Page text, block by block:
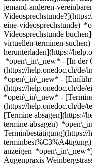
jemand-anderen-
eine-videosprechstunde)
Videosprechstunde
virtuellen-terminen-
herunterladen](https://
*open\_in\_new* - [In der
(https://help.onedoc.ch/de/
*open\_in\_new* -
(https://help.onedoc.ch/
*open\_in\_new* - [Termine verwalten](https://help.onedoc.ch/de/termine-verwalten) *open\_in\_new* - [Termine absagen](https://help.onedoc.ch/de/online-gebuchte-termine-absagen) *open\_in\_new* - [Ich erhalte keine Terminbestätigung](https://help.onedoc.ch/de/ich-erhalte-keine-terminbest%C3%A4tigung) *open\_in\_new* [Alle unsere Artikel anzeigen *open\_in\_new*](https://help.onedoc.ch/de/) # Augenpraxis Weinbergstrasse ![Abzeichen, das ein verifiziertes Profil kennzeichnet](https://www.onedoc.ch/assets/images/icons/checkmark.svg) ## Gruppenpraxis Karte Vorstellung Team ![Patient mit Pluszeichen, der anzeigt, dass neue Patienten angenommen werden](https://www.onedoc.ch/assets/images/icons/new-patients.svg) ### Zugelassene Patienten Augenpraxis Weinbergstrasse akzeptiert neue Patienten ![Aktenkoffer-Symbol, das die Fachgebiete der Fachperson ank\u00fcndigt](https://www.onedoc.ch/assets/images/icons/specialties.svg) ### Fachrichtungen Augenchirurgie Augenheilkunde [*arrow\_drop\_down*Mehr anzeigen](https://www.onedoc.ch) ![Mikroskop-Symbol, das die Expertisen der Fachperson ank\u00fcndigt](https://www.onedoc.ch/assets/images/icons/expertises.svg) ### Expertisen Altersbedingte Makuladegeneration | AMD Blepharoplastik | Augenlidchirurgie Brille Gesichtsfeld Glaukom | Grüner Star Katarakt | Grauer Star Katarakt-Chirurgie | Grauer Star-Operation Konjunktivitis | Bindehautentzündung Kurzsichtigkeit | Myopie Okuloplastik Pädiatrische Ophthalmologie Sehstörung Sehtest für den Führerschein Strabismus | Schielen Trockene Augen Uveitis Vorsorgeuntersuchung Diabetische Retinopathie [*arrow\_drop\_down*Mehr anzeigen](https://www.onedoc.ch) ![Standortmarker, der Karte und Zugangsinformationen zur Praxis anzeigt](https://www.onedoc.ch/assets/images/icons/map.svg) ### Karte und Anreiseinformationen #### Augenpraxis Weinbergstrasse Weinbergstrasse 112 8006 Zürich #### Öffnungszeiten Derzeit geschlossen - Öffnet am Donnerstag um 08:30 *expand\_more* Montag: 08:30 - 11:30 und 13:00 - 16:30 Dienstag: 08:30 - 11:30 und 13:00 - 16:30 Mittwoch: 08:30 - 11:30 und 13:00 - 16:30 Donnerstag: 08:30 - 11:30 und 13:00 - 16:00 Freitag: 08:30 - 11:30 und 13:00 - 16:00 Samstag: Geschlossen Sonntag: Geschlossen ![Dokument-Symbol, das die Vorstellung der Praxis ankündigt](https://www.onedoc.ch/assets/images/icons/presentation.svg) ### Vorstellung der Einrichtung __An der Weinbergstrasse 112 sind folgende Augenärztinnen für Sie da:__ • Frau Dr. med. Josephine Wachtl • Frau Dr. Elena Scherrer [*arrow\_drop\_down*Mehr anzeigen](https://www.onedoc.ch) [](https://assets.onedoc.ch/images/entities/655e724646c6404f3505b52b24732515efe21090087c4a20f15b493b6ea59a70.png)[![Augenpraxis Weinbergstrasse, Gruppenpraxis in Zürich](https://assets.onedoc.ch/images/entities/108b9608b06de87353c0050a8c10c6bee72182b9556e308416fb645757de3c18-small.jpg "Augenpraxis Weinbergstrasse, Gruppenpraxis in Zürich")](https://assets.onedoc.ch/images/entities/108b9608b06de87353c0050a8c10c6bee72182b9556e308416fb645757de3c18.jpg)[![Augenpraxis Weinbergstrasse, Gruppenpraxis in Zürich](https://assets.onedoc.ch/images/entities/85a34c33cd52262c361e9bb0facb3eff4a92ee888adb1702da988e0d04628358-small.jpg "Augenpraxis Weinbergstrasse, Gruppenpraxis in Zürich")](https://assets.onedoc.ch/images/entities/85a34c33cd52262c361e9bb0facb3eff4a92ee888adb1702da988e0d04628358.jpg)[![Augenpraxis Weinbergstrasse, Gruppenpraxis in Zürich](https://assets.onedoc.ch/images/entities/f3abc4ac8d69c32804451ae2b56add39444b9b8ca2eb160e1b533b0b7c629487-small.jpg "Augenpraxis Weinbergstrasse, Gruppenpraxis in Zürich")](https://assets.onedoc.ch/images/entities/f3abc4ac8d69c32804451ae2b56add39444b9b8ca2eb160e1b533b0b7c629487.jpg)[![Augenpraxis Weinbergstrasse, Gruppenpraxis in Zürich](https://assets.onedoc.ch/images/entities/323a1322e27279cfa90a7ab13ffbe15ca8205dd62fd6f61dcc9bf25df038fd6f-small.jpg "Augenpraxis Weinbergstrasse, Gruppenpraxis in Zürich")](https://assets.onedoc.ch/images/entities/323a1322e27279cfa90a7ab13ffbe15ca8205dd62fd6f61dcc9bf25df038fd6f.jpg)[![Augenpraxis Weinbergstrasse, Gruppenpraxis in Zürich](https://assets.onedoc.ch/images/entities/